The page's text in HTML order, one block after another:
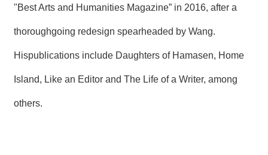
"Best Arts and Humanities Magazine” in 2016, after a
thoroughgoing redesign spearheaded by Wang.
Hispublications include Daughters of Hamasen, Home
Island, Like an Editor and The Life of a Writer, among
others.